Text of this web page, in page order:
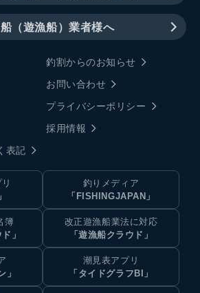
（遊漁船）業者様へ
釣割からのお知らせ
お問い合わせ
プライバシーポリシー
採用情報
表記
釣りメディア
「FISHINGJAPAN」
簿
」
改正遊漁船業法に対応
「遊漁船クラウド」
」
潮見表アプリ
「タイドグラフBI」